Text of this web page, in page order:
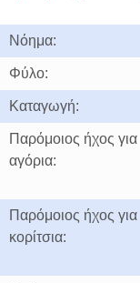
Νόημα:
Φύλο:
Καταγωγή:
Παρόμοιος ήχος για
αγόρια:
Παρόμοιος ήχος για
κορίτσια: